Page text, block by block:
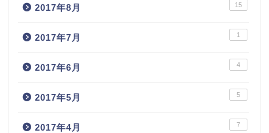
2017年8月 15
2017年7月 1
2017年6月 4
2017年5月 5
2017年4月 7